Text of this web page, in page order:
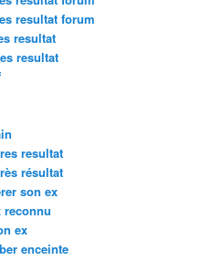
resultat forum
resultat
resultat
resultat
résultat
son ex
ex
enceinte